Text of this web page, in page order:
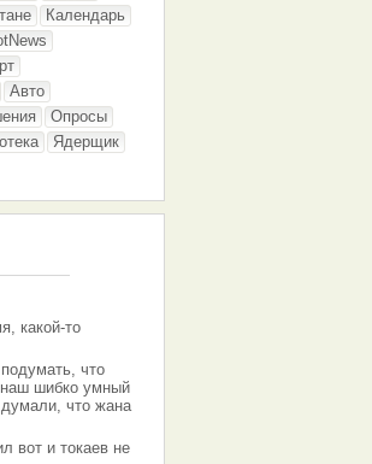
Календарь
Авто
Опросы
Ядерщик
какой-то
что
наш шибко умный
что жана
вот и токаев не